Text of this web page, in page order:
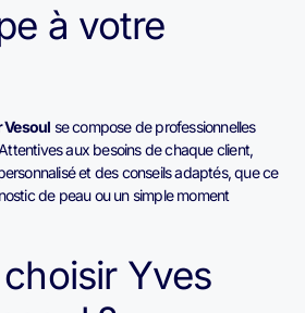
à votre
Vesoul se compose de professionnelles
aux besoins de chaque client,
et des conseils adaptés, que ce
de peau ou un simple moment
Yves